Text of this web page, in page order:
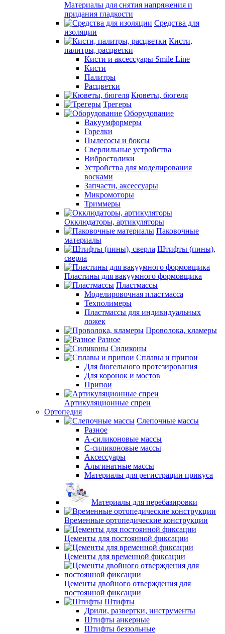
Материалы для снятия напряжения и
придания гладкости
Средства для
изоляции
Кисти,
палитры, расцветки
Кисти и аксессуары Smile Line
Кисти
Палитры
Расцветки
Кюветы, бюгеля
Трегеры
Оборудование
Вакуумформеры
Горелки
Пылесосы и боксы
Сверлильные устройства
Вибростолики
Устройства для моделирования
восками
Запчасти, аксессуары
Микромоторы
Триммеры
Окклюдаторы, артикуляторы
Паковочные
материалы
Штифты (пины),
сверла
Пластины для вакуумного формовщика
Пластмассы
Моделировочная пластмасса
Техполимеры
Пластмассы для индивидуальных
ложек
Проволока, кламеры
Разное
Силиконы
Сплавы и припои
Для бюгельного протезирования
Для коронок и мостов
Припои
Артикуляционные спреи
Ортопедия
Слепочные массы
Разное
А-силиконовые массы
С-силиконовые массы
Аксессуары
Альгинатные массы
Материалы для регистрации прикуса
Материалы для перебазировки
Временные ортопедические конструкции
Цементы для постоянной фиксации
Цементы для временной фиксации
Цементы двойного отверждения для
постоянной фиксации
Штифты
Дрили, развертки, инструменты
Штифты анкерные
Штифты беззольные